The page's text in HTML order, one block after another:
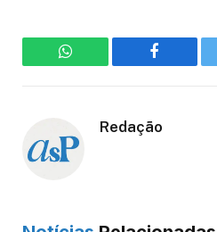
WhatsApp Facebook
Redação